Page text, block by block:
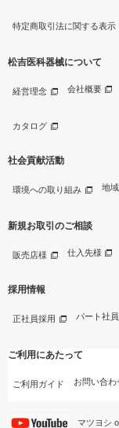
特定商取引法に関する表示
松吉医科器械について
経営理念 会社概要
カタログ
社会貢献活動
環境への取り組み 地
新規お取引のご相談
販売店様 仕入先様
採用情報
正社員採用 パート社
ご利用にあたって
ご利用ガイド お問い合わ
マツヨシ